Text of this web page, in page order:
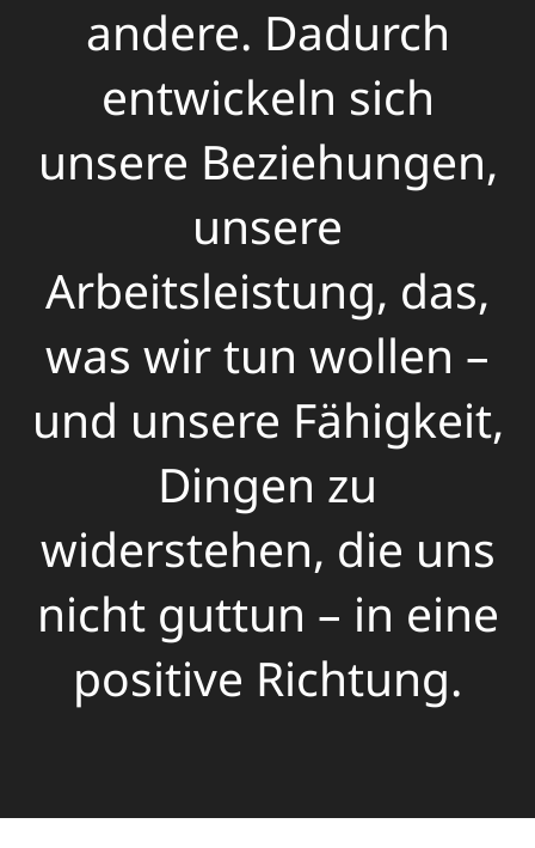
andere. Dadurch
entwickeln sich
unsere Beziehungen,
unsere
Arbeitsleistung, das,
was wir tun wollen –
und unsere Fähigkeit,
Dingen zu
widerstehen, die uns
nicht guttun – in eine
positive Richtung.